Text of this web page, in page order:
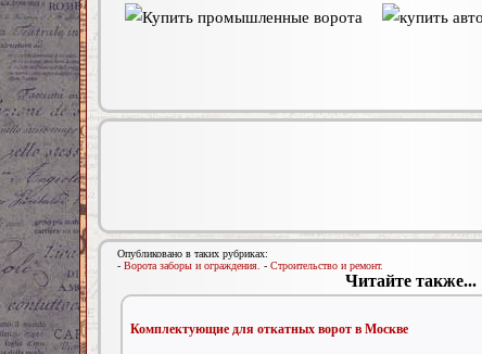
Опубликовано в таких рубриках:
- Ворота заборы и ограждения. - Строительство и ремонт.
Читайте также...
Комплектующие для откатных ворот в Москве